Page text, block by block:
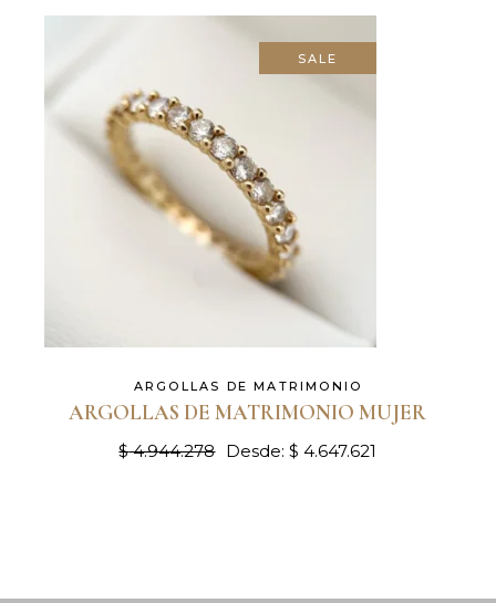
era:
es:
SALE
ARGOLLAS DE MATRIMONIO
ARGOLLAS DE MATRIMONIO MUJER
$4.944.278 Desde:$ 4.647.621